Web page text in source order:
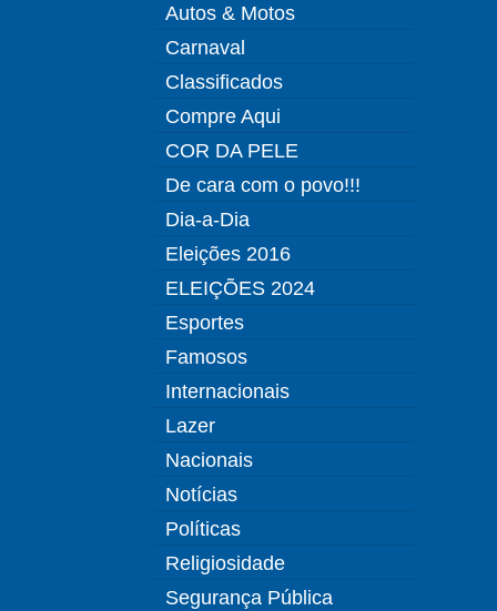
Autos & Motos
Carnaval
Classificados
Compre Aqui
COR DA PELE
De cara com o povo!!!
Dia-a-Dia
Eleições 2016
ELEIÇÕES 2024
Esportes
Famosos
Internacionais
Lazer
Nacionais
Notícias
Políticas
Religiosidade
Segurança Pública